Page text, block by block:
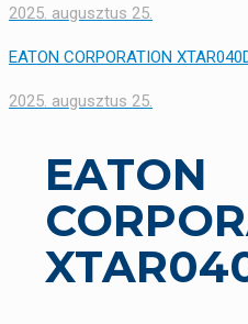
2025. augusztus 25.
EATON CORPORATION
2025. augusztus 25.
EATON